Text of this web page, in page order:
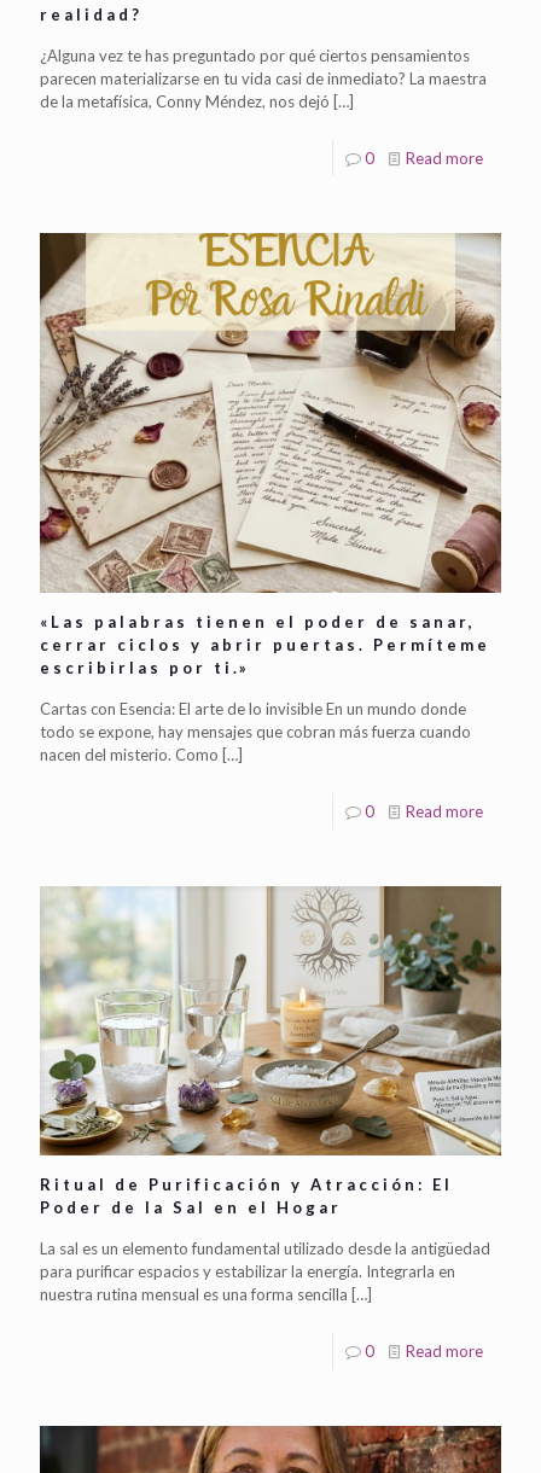
realidad?
¿Alguna vez te has preguntado por qué ciertos pensamientos
parecen materializarse en tu vida casi de inmediato? La maestra
de la metafísica, Conny Méndez, nos dejó […]
0 Read more
«Las palabras tienen el poder de sanar,
cerrar ciclos y abrir puertas. Permíteme
escribirlas por ti.»
Cartas con Esencia: El arte de lo invisible En un mundo donde
todo se expone, hay mensajes que cobran más fuerza cuando
nacen del misterio. Como […]
0 Read more
Ritual de Purificación y Atracción: El
Poder de la Sal en el Hogar
La sal es un elemento fundamental utilizado desde la antigüedad
para purificar espacios y estabilizar la energía. Integrarla en
nuestra rutina mensual es una forma sencilla […]
0 Read more